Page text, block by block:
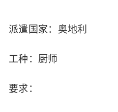
派遣国家：奥地利
工种 ：厨师
要求：